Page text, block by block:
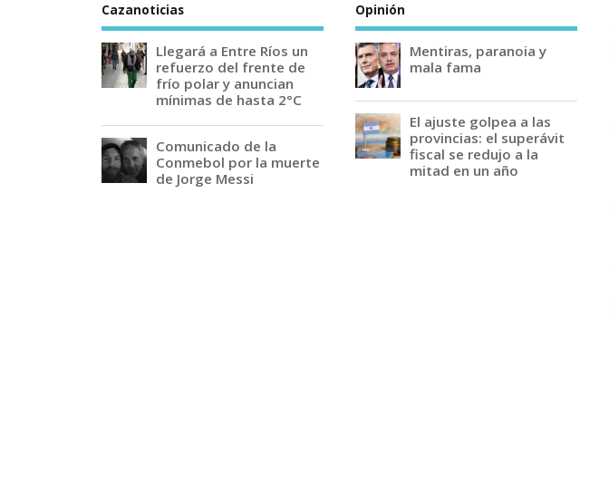
Cazanoticias
Llegará a Entre Ríos un
refuerzo del frente de
frío polar y anuncian
mínimas de hasta 2°C
Comunicado de la
Conmebol por la muerte
de Jorge Messi
Opinión
Mentiras, paranoia y
mala fama
El ajuste golpea a las
provincias: el superávit
fiscal se redujo a la
mitad en un año